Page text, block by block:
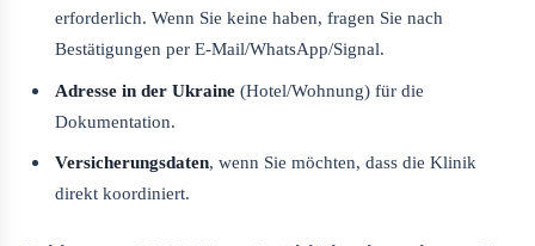
erforderlich. Wenn Sie keine haben, fragen Sie nach
Bestätigungen per E-Mail/WhatsApp/Signal.
Adresse in der Ukraine (Hotel/Wohnung) für die
Dokumentation.
Versicherungsdaten, wenn Sie möchten, dass die Klinik
direkt koordiniert.